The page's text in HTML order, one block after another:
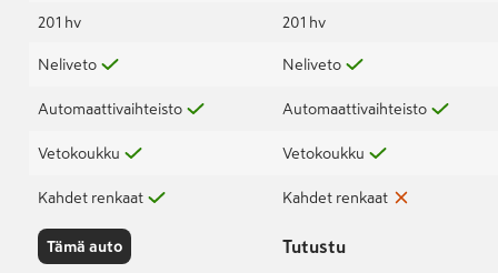
201 hv
Neliveto
Automaattivaihteisto
Vetokoukku
Kahdet renkaat
Tämä auto
201 hv
Neliveto
Automaattivaihteisto
Vetokoukku
Kahdet renkaat
Tutustu